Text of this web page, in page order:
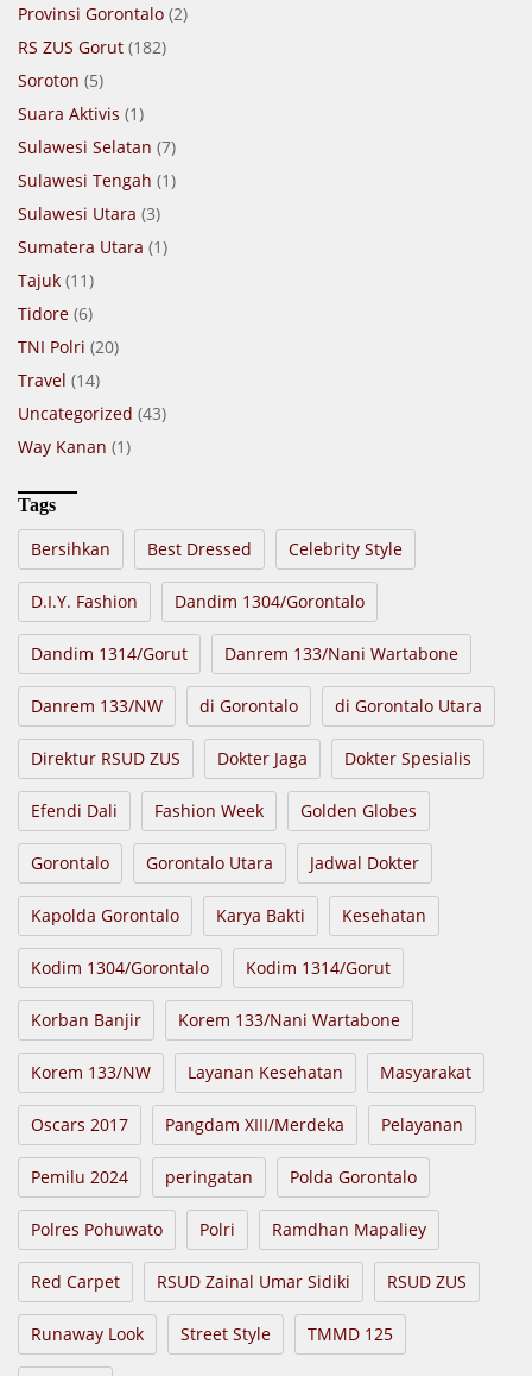
Provinsi Gorontalo (2)
RS ZUS Gorut (182)
Soroton (5)
Suara Aktivis (1)
Sulawesi Selatan (7)
Sulawesi Tengah (1)
Sulawesi Utara (3)
Sumatera Utara (1)
Tajuk (11)
Tidore (6)
TNI Polri (20)
Travel (14)
Uncategorized (43)
Way Kanan (1)
Tags
Bersihkan Best Dressed Celebrity Style
D.I.Y. Fashion Dandim 1304/Gorontalo
Dandim 1314/Gorut Danrem 133/Nani Wartabone
Danrem 133/NW di Gorontalo di Gorontalo Utara
Direktur RSUD ZUS Dokter Jaga Dokter Spesialis
Efendi Dali Fashion Week Golden Globes
Gorontalo Gorontalo Utara Jadwal Dokter
Kapolda Gorontalo Karya Bakti Kesehatan
Kodim 1304/Gorontalo Kodim 1314/Gorut
Korban Banjir Korem 133/Nani Wartabone
Korem 133/NW Layanan Kesehatan Masyarakat
Oscars 2017 Pangdam XIII/Merdeka Pelayanan
Pemilu 2024 peringatan Polda Gorontalo
Polres Pohuwato Polri Ramdhan Mapaliey
Red Carpet RSUD Zainal Umar Sidiki RSUD ZUS
Runaway Look Street Style TMMD 125